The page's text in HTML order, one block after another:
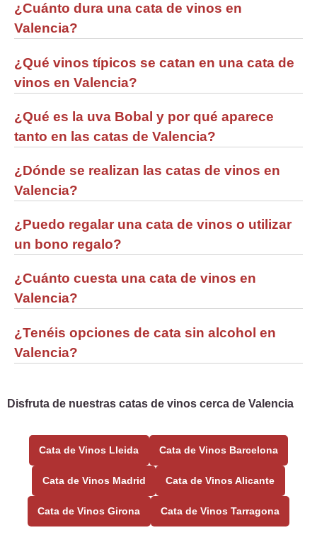
¿Cuánto dura una cata de vinos en
Valencia?
¿Qué vinos típicos se catan en una cata de
vinos en Valencia?
¿Qué es la uva Bobal y por qué aparece
tanto en las catas de Valencia?
¿Dónde se realizan las catas de vinos en
Valencia?
¿Puedo regalar una cata de vinos o utilizar
un bono regalo?
¿Cuánto cuesta una cata de vinos en
Valencia?
¿Tenéis opciones de cata sin alcohol en
Valencia?
Disfruta de nuestras catas de vinos cerca de Valencia
Cata de Vinos Lleida Cata de Vinos Barcelona
Cata de Vinos Madrid Cata de Vinos Alicante
Cata de Vinos Girona Cata de Vinos Tarragona